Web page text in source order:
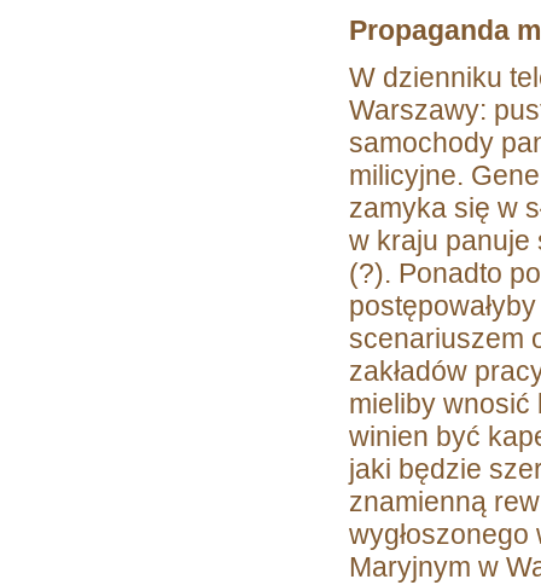
Propaganda
W dzienniku
Warszawy:
samochody
milicyjne.
zamyka się w
w kraju panuje
(?). Ponadto
scenariuszem
zakładów
mieliby wnosić
winien być
jaki będzie
znamienną
Maryjnym w